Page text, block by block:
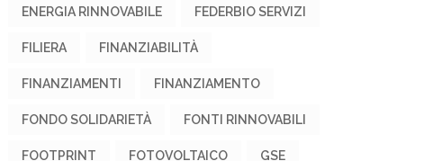
ENERGIA RINNOVABILE FEDERBIO SERVIZI
FILIERA FINANZIABILITÀ
FINANZIAMENTI FINANZIAMENTO
FONDO SOLIDARIETÀ FONTI RINNOVABILI
FOOTPRINT FOTOVOLTAICO GSE